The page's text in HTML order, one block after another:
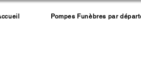
Pompes Funèbres par